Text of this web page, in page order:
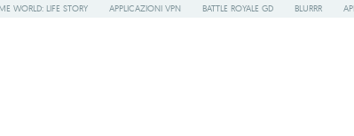
WORLD: LIFE STORY APPLICAZIONI VPN BATTLE ROYALE GD BLURRR